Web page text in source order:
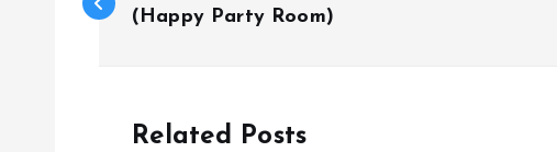
o
(Happy Party Room)
Related Posts